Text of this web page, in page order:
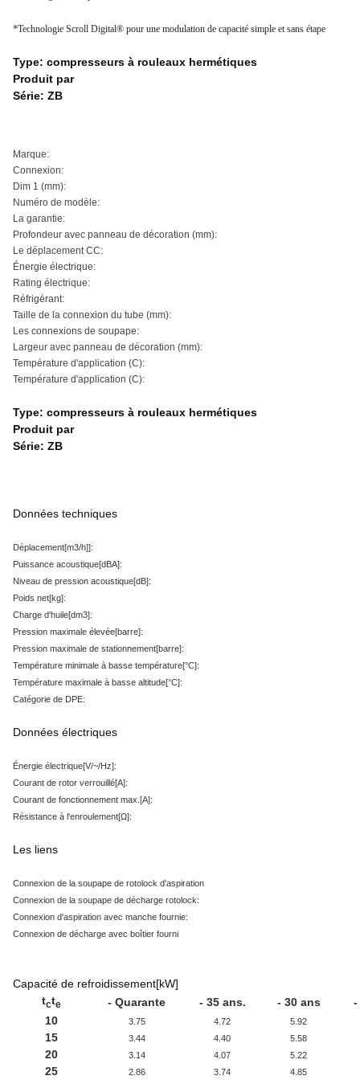
*Technologie Scroll Digital® pour une modulation de capacité simple et sans étape
Type: compresseurs à rouleaux hermétiques
Produit par
Série: ZB
Marque:
Connexion:
Dim 1 (mm):
Numéro de modèle:
La garantie:
Profondeur avec panneau de décoration (mm):
Le déplacement CC:
Énergie électrique:
Rating électrique:
Réfrigérant:
Taille de la connexion du tube (mm):
Les connexions de soupape:
Largeur avec panneau de décoration (mm):
Température d'application (C):
Température d'application (C):
Type: compresseurs à rouleaux hermétiques
Produit par
Série: ZB
Données techniques
Déplacement[m3/h]]:
Puissance acoustique[dBA]:
Niveau de pression acoustique[dB]:
Poids net[kg]:
Charge d'huile[dm3]:
Pression maximale élevée[barre]:
Pression maximale de stationnement[barre]:
Température minimale à basse température[°C]:
Température maximale à basse altitude[°C]:
Catégorie de DPE:
Données électriques
Énergie électrique[V/~/Hz]:
Courant de rotor verrouillé[A]:
Courant de fonctionnement max. [A]:
Résistance à l'enroulement[Ω]:
Les liens
Connexion de la soupape de rotolock d'aspiration
Connexion de la soupape de décharge rotolock:
Connexion d'aspiration avec manche fournie:
Connexion de décharge avec boîtier fourni
Capacité de refroidissement[kW]
tcte - Quarante - 35 ans. - 30 ans
-
10
3.75 4.72 5.92
15 3.44 4.40 5.58
20 3.14 4.07 5.22
25 2.86 3.74 4.85